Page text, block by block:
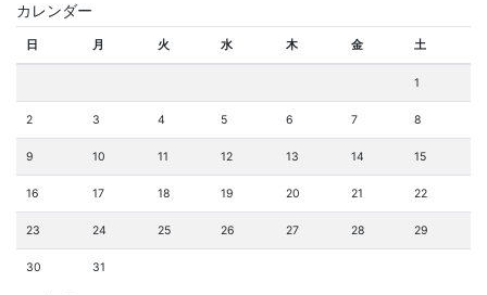
カレンダー
日 月 火 水 木 金 土
1
2 3 4 5 6 7 8
9 10 11 12 13 14 15
16 17 18 19 20 21 22
23 24 25 26 27 28 29
30 31